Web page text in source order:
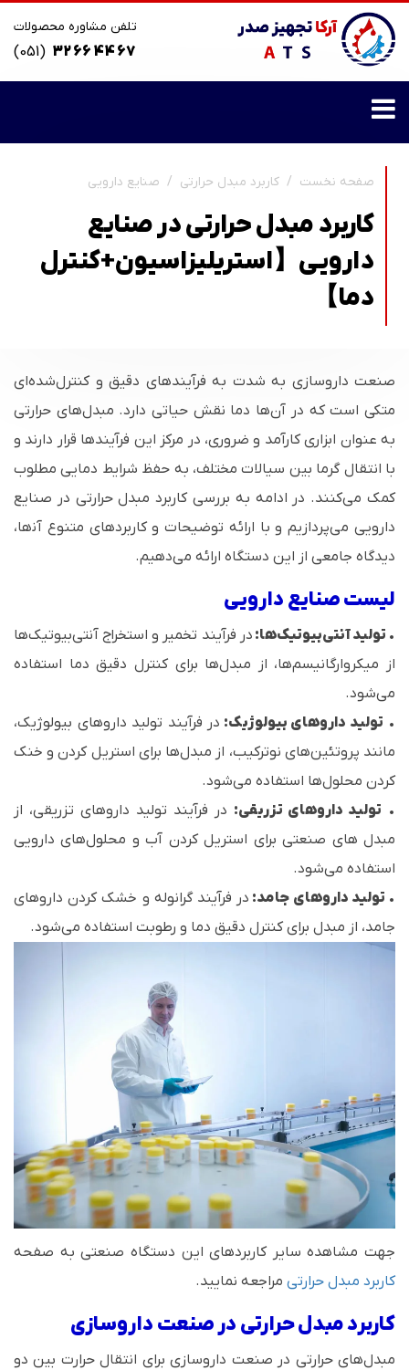
تلفن مشاوره محصولات
(051) 32 66 44 67
صفحه نخست کاربرد مبدل حرارتی صنایع دارویی
کاربرد مبدل حرارتی در صنایع
دارویی【استریلیزاسیون+کنترل
دما】
صنعت داروسازی به شدت به فرآیندهای دقیق و کنترل‌شده‌ای
متکی است که در آن‌ها دما نقش حیاتی دارد. مبدل‌های حرارتی
به عنوان ابزاری کارآمد و ضروری، در مرکز این فرآیندها قرار دارند و
با انتقال گرما بین سیالات مختلف، به حفظ شرایط دمایی مطلوب
کمک می‌کنند. در ادامه به بررسی کاربرد مبدل حرارتی در صنایع
دارویی می‌پردازیم و با ارائه توضیحات و کاربردهای متنوع آن‍‌ها،
دیدگاه جامعی از این دستگاه ارائه می‌دهیم.
لیست صنایع دارویی
• تولید آنتی‌بیوتیک‌ها: در فرآیند تخمیر و استخراج آنتی‌بیوتیک‌ها
از میکروارگانیسم‌ها، از مبدل‌ها برای کنترل دقیق دما استفاده
می‌شود.
• تولید داروهای بیولوژیک: در فرآیند تولید داروهای بیولوژیک،
مانند پروتئین‌های نوترکیب، از مبدل‌ها برای استریل کردن و خنک
کردن محلول‌ها استفاده می‌شود.
• تولید داروهای تزریقی: در فرآیند تولید داروهای تزریقی، از
مبدل های صنعتی برای استریل کردن آب و محلول‌های دارویی
استفاده می‌شود.
• تولید داروهای جامد: در فرآیند گرانوله و خشک کردن داروهای
جامد، از مبدل‌ برای کنترل دقیق دما و رطوبت استفاده می‌شود.
جهت مشاهده سایر کاربردهای این دستگاه صنعتی به صفحه
کاربرد مبدل حرارتی مراجعه نمایید.
کاربرد مبدل حرارتی در صنعت داروسازی
مبدل‌های حرارتی در صنعت داروسازی برای انتقال حرارت بین دو